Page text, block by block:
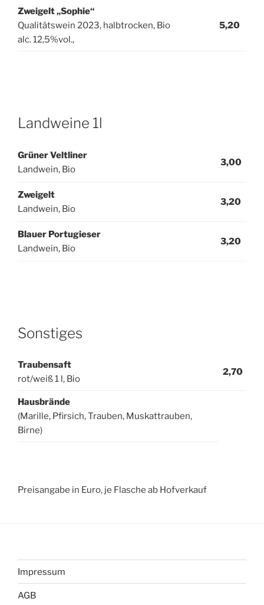
Zweigelt „Sophie“
Qualitätswein 2023, halbtrocken, Bio
alc. 12,5%vol.,
5,20
Landweine 1l
Grüner Veltliner
Landwein, Bio
3,00
Zweigelt
Landwein, Bio
3,20
Blauer Portugieser
Landwein, Bio
3,20
Sonstiges
Traubensaft
rot/weiß 1 l, Bio
2,70
Hausbrände
(Marille, Pfirsich, Trauben, Muskattrauben,
Birne)
Preisangabe in Euro, je Flasche ab Hofverkauf
Impressum
AGB